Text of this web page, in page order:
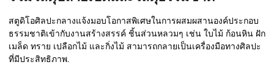
สตูดิโอศิลปะกลางแจ้งมอบโอกาสพิเศษในการผสมผสานองค์ประกอบ
ธรรมชาติเข้ากับงานสร้างสรรค์ ชิ้นส่วนหลวมๆ เช่น ใบไม้ ก้อนหิน ฝัก
เมล็ด ทราย เปลือกไม้ และกิ่งไม้ สามารถกลายเป็นเครื่องมือทางศิลปะ
ที่มีประสิทธิภาพ.